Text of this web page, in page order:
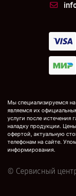
Мы специализируемся
являемся их
услуги после истечения
наладку продукции.
офертой, актуальную
телефонам на сайте.
информирования.
© Сервисный